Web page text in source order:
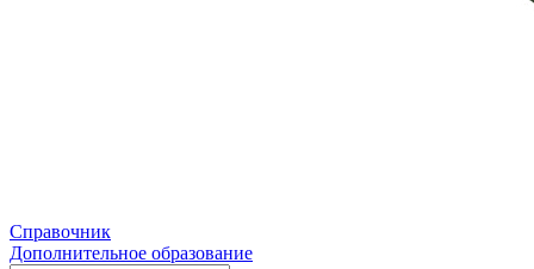
Справочник
Дополнительное образование